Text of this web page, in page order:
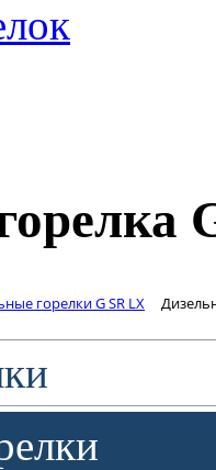
горелки G SR LX